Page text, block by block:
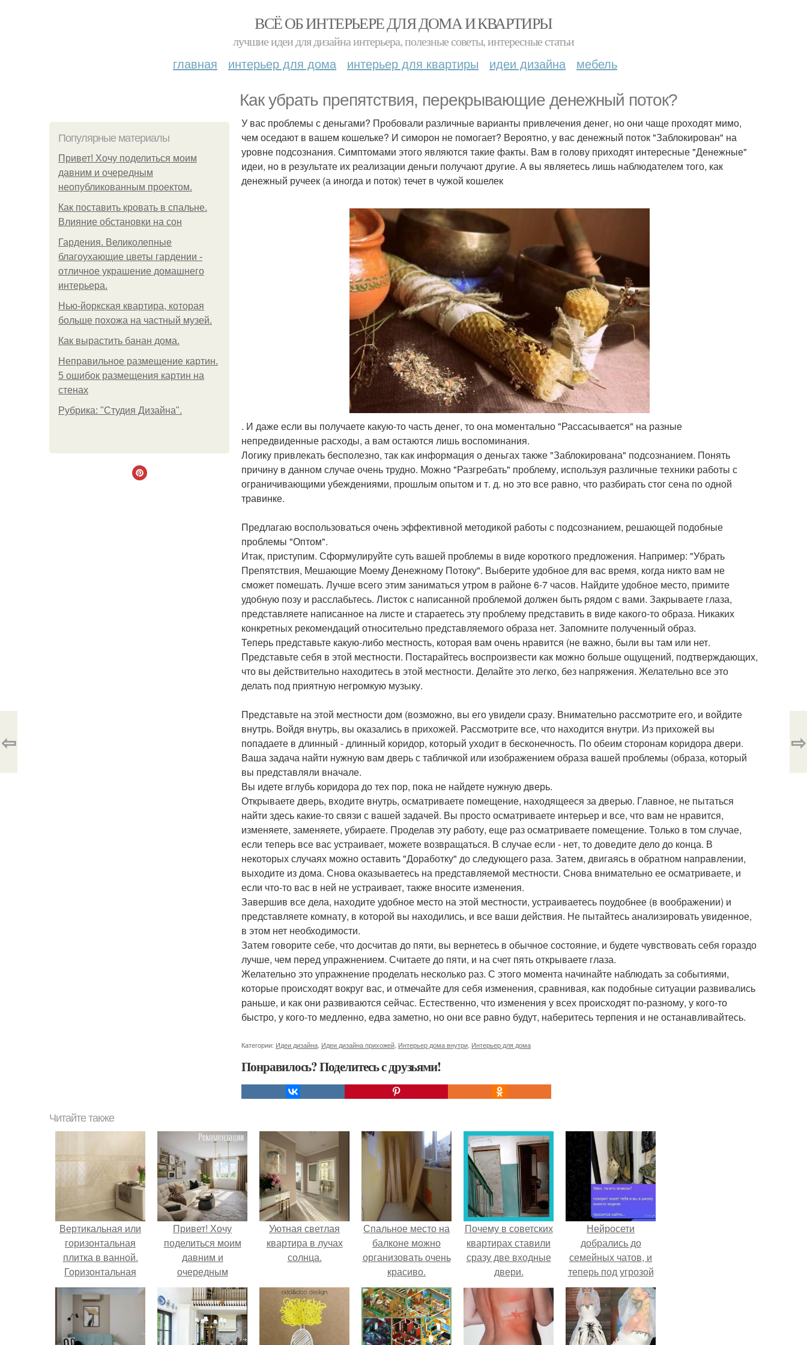
ВСЁ ОБ ИНТЕРЬЕРЕ ДЛЯ ДОМА И КВАРТИРЫ
лучшие идеи для дизайна интерьера, полезные советы, интересные статьи
главная интерьер для дома интерьер для квартиры идеи дизайна мебель
Как убрать препятствия, перекрывающие денежный поток?
Популярные материалы
Привет! Хочу поделиться моим
давним и очередным
неопубликованным проектом.
Как поставить кровать в спальне.
Влияние обстановки на сон
Гардения. Великолепные
благоухающие цветы гардении -
отличное украшение домашнего
интерьера.
Нью-йоркская квартира, которая
больше похожа на частный музей.
Как вырастить банан дома.
Неправильное размещение картин.
5 ошибок размещения картин на
стенах
Рубрика: "Студия Дизайна".
У вас проблемы с деньгами? Пробовали различные варианты привлечения денег, но они чаще проходят мимо,
чем оседают в вашем кошельке? И симорон не помогает? Вероятно, у вас денежный поток "Заблокирован" на
уровне подсознания. Симптомами этого являются такие факты. Вам в голову приходят интересные "Денежные"
идеи, но в результате их реализации деньги получают другие. А вы являетесь лишь наблюдателем того, как
денежный ручеек (а иногда и поток) течет в чужой кошелек
. И даже если вы получаете какую-то часть денег, то она моментально "Рассасывается" на разные
непредвиденные расходы, а вам остаются лишь воспоминания.
Логику привлекать бесполезно, так как информация о деньгах также "Заблокирована" подсознанием. Понять
причину в данном случае очень трудно. Можно "Разгребать" проблему, используя различные техники работы с
ограничивающими убеждениями, прошлым опытом и т. д. но это все равно, что разбирать стог сена по одной
травинке.
Предлагаю воспользоваться очень эффективной методикой работы с подсознанием, решающей подобные
проблемы "Оптом".
Итак, приступим. Сформулируйте суть вашей проблемы в виде короткого предложения. Например: "Убрать
Препятствия, Мешающие Моему Денежному Потоку". Выберите удобное для вас время, когда никто вам не
сможет помешать. Лучше всего этим заниматься утром в районе 6-7 часов. Найдите удобное место, примите
удобную позу и расслабьтесь. Листок с написанной проблемой должен быть рядом с вами. Закрываете глаза,
представляете написанное на листе и стараетесь эту проблему представить в виде какого-то образа. Никаких
конкретных рекомендаций относительно представляемого образа нет. Запомните полученный образ.
Теперь представьте какую-либо местность, которая вам очень нравится (не важно, были вы там или нет.
Представьте себя в этой местности. Постарайтесь воспроизвести как можно больше ощущений, подтверждающих,
что вы действительно находитесь в этой местности. Делайте это легко, без напряжения. Желательно все это
делать под приятную негромкую музыку.
Представьте на этой местности дом (возможно, вы его увидели сразу. Внимательно рассмотрите его, и войдите
внутрь. Войдя внутрь, вы оказались в прихожей. Рассмотрите все, что находится внутри. Из прихожей вы
попадаете в длинный - длинный коридор, который уходит в бесконечность. По обеим сторонам коридора двери.
Ваша задача найти нужную вам дверь с табличкой или изображением образа вашей проблемы (образа, который
вы представляли вначале.
Вы идете вглубь коридора до тех пор, пока не найдете нужную дверь.
Открываете дверь, входите внутрь, осматриваете помещение, находящееся за дверью. Главное, не пытаться
найти здесь какие-то связи с вашей задачей. Вы просто осматриваете интерьер и все, что вам не нравится,
изменяете, заменяете, убираете. Проделав эту работу, еще раз осматриваете помещение. Только в том случае,
если теперь все вас устраивает, можете возвращаться. В случае если - нет, то доведите дело до конца. В
некоторых случаях можно оставить "Доработку" до следующего раза. Затем, двигаясь в обратном направлении,
выходите из дома. Снова оказываетесь на представляемой местности. Снова внимательно ее осматриваете, и
если что-то вас в ней не устраивает, также вносите изменения.
Завершив все дела, находите удобное место на этой местности, устраиваетесь поудобнее (в воображении) и
представляете комнату, в которой вы находились, и все ваши действия. Не пытайтесь анализировать увиденное,
в этом нет необходимости.
Затем говорите себе, что досчитав до пяти, вы вернетесь в обычное состояние, и будете чувствовать себя гораздо
лучше, чем перед упражнением. Считаете до пяти, и на счет пять открываете глаза.
Желательно это упражнение проделать несколько раз. С этого момента начинайте наблюдать за событиями,
которые происходят вокруг вас, и отмечайте для себя изменения, сравнивая, как подобные ситуации развивались
раньше, и как они развиваются сейчас. Естественно, что изменения у всех происходят по-разному, у кого-то
быстро, у кого-то медленно, едва заметно, но они все равно будут, наберитесь терпения и не останавливайтесь.
Категории: Идеи дизайна Идеи дизайна прихожей Интерьер дома внутри Интерьер для дома
Понравилось? Поделитесь с друзьями!
⇦ ⇨
Читайте также
Вертикальная или
горизонтальная
плитка в ванной.
Горизонтальная
или вертикальная
укладка плитки: так
ли это важно
Привет! Хочу
поделиться моим
давним и
очередным
неопубликованным
проектом.
Уютная светлая
квартира в лучах
солнца.
Спальное место на
балконе можно
организовать очень
красиво.
Почему в советских
квартирах ставили
сразу две входные
двери.
Нейросети
добрались до
семейных чатов, и
теперь под угрозой
мамины нервы.